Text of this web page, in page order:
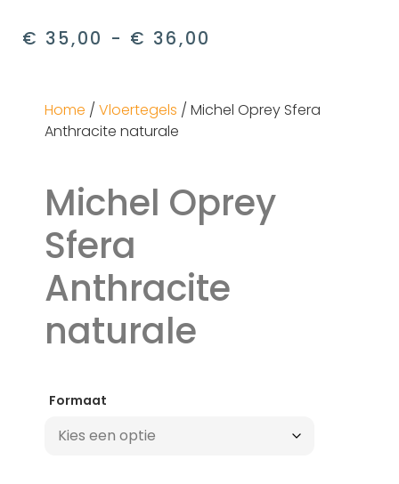
€ 35,00 - € 36,00
Home / Vloertegels / Michel Oprey Sfera
Anthracite naturale
Michel Oprey
Sfera
Anthracite
naturale
Formaat